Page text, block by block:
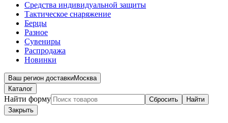
Средства индивидуальной защиты
Тактическое снаряжение
Берцы
Разное
Сувениры
Распродажа
Новинки
Ваш регион доставкиМосква
Каталог
Найти форму Сбросить
Найти
Закрыть